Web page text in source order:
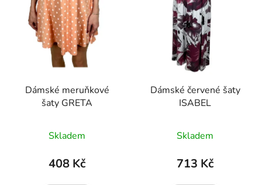
Dámské meruňkové
šaty GRETA
Skladem
408 Kč
Dámské červené šaty
ISABEL
Skladem
713 Kč